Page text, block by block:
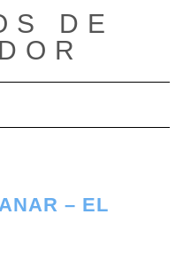
DE
modo de navegación
– EL